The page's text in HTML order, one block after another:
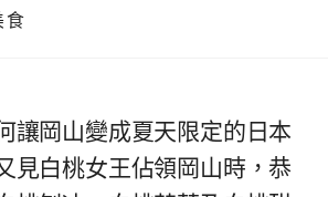
食
讓岡山變成夏天限定的日本
見白桃女王佔領岡山時，恭